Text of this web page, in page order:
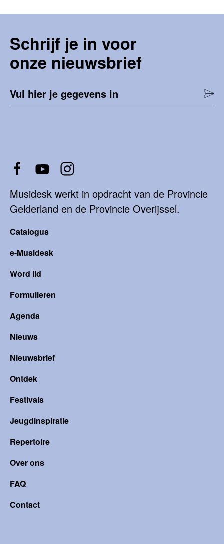
Schrijf je in voor
onze nieuwsbrief
Vul hier je gegevens in
Musidesk werkt in opdracht van de Provincie
Gelderland en de Provincie Overijssel.
Catalogus
e-Musidesk
Word lid
Formulieren
Agenda
Nieuws
Nieuwsbrief
Ontdek
Festivals
Jeugdinspiratie
Repertoire
Over ons
FAQ
Contact